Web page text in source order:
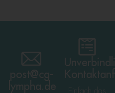
post@cg-
lympha.de